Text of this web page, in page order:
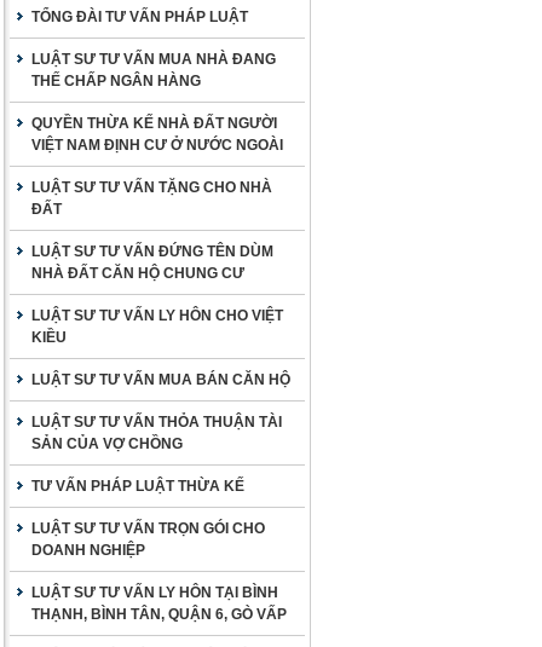
TỔNG ĐÀI TƯ VẤN PHÁP LUẬT
LUẬT SƯ TƯ VẤN MUA NHÀ ĐANG
THẾ CHẤP NGÂN HÀNG
QUYỀN THỪA KẾ NHÀ ĐẤT NGƯỜI
VIỆT NAM ĐỊNH CƯ Ở NƯỚC NGOÀI
LUẬT SƯ TƯ VẤN TẶNG CHO NHÀ
ĐẤT
LUẬT SƯ TƯ VẤN ĐỨNG TÊN DÙM
NHÀ ĐẤT CĂN HỘ CHUNG CƯ
LUẬT SƯ TƯ VẤN LY HÔN CHO VIỆT
KIỀU
LUẬT SƯ TƯ VẤN MUA BÁN CĂN HỘ
LUẬT SƯ TƯ VẤN THỎA THUẬN TÀI
SẢN CỦA VỢ CHỒNG
TƯ VẤN PHÁP LUẬT THỪA KẾ
LUẬT SƯ TƯ VẤN TRỌN GÓI CHO
DOANH NGHIỆP
LUẬT SƯ TƯ VẤN LY HÔN TẠI BÌNH
THẠNH, BÌNH TÂN, QUẬN 6, GÒ VẤP